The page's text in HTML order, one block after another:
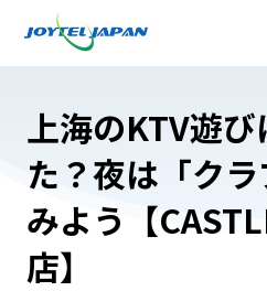
料金プラン
プラン/商品
上海のKTV遊び
た？夜は「ク
みよう【
店】